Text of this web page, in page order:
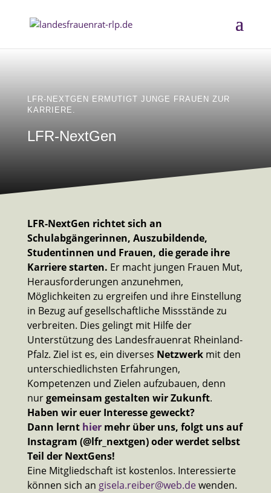
LFR-NEXTGEN ERMUTIGT JUNGE FRAUEN ZUR
KARRIERE.
LFR-NextGen
LFR-NextGen richtet sich an
Schulabgängerinnen, Auszubildende,
Studentinnen und Frauen, die gerade ihre
Karriere starten. Er macht jungen Frauen Mut,
Herausforderungen anzunehmen,
Möglichkeiten zu ergreifen und ihre Einstellung
in Bezug auf gesellschaftliche Missstände zu
verbreiten. Dies gelingt mit Hilfe der
Unterstützung des Landesfrauenrat Rheinland-
Pfalz. Ziel ist es, ein diverses Netzwerkmit den
unterschiedlichsten Erfahrungen,
Kompetenzen und Zielen aufzubauen, denn
nurgemeinsam gestalten wir Zukunft.
Haben wir euer Interesse geweckt?
Dann lernt hiermehr über uns, folgt uns auf
Instagram (@lfr_nextgen) oder werdet selbst
Teil der NextGens!
Eine Mitgliedschaft ist kostenlos. Interessierte
können sich an gisela.reiber@web.dewenden.